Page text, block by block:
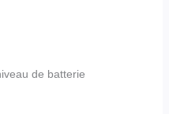
de batterie